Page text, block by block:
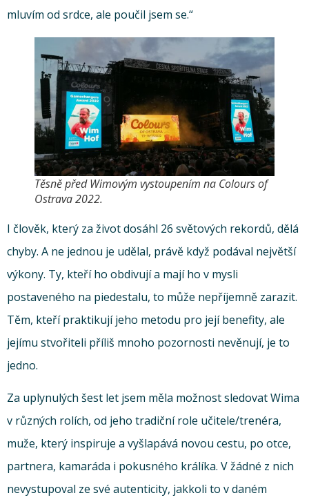
mluvím od srdce, ale poučil jsem se.“
Těsně před Wimovým vystoupením na Colours of
Ostrava 2022.
I člověk, který za život dosáhl 26 světových rekordů, dělá
chyby. A ne jednou je udělal, právě když podával největší
výkony. Ty, kteří ho obdivují a mají ho v mysli
postaveného na piedestalu, to může nepříjemně zarazit.
Těm, kteří praktikují jeho metodu pro její benefity, ale
jejímu stvořiteli příliš mnoho pozornosti nevěnují, je to
jedno.
Za uplynulých šest let jsem měla možnost sledovat Wima
v různých rolích, od jeho tradiční role učitele/trenéra,
muže, který inspiruje a vyšlapává novou cestu, po otce,
partnera, kamaráda i pokusného králíka. V žádné z nich
nevystupoval ze své autenticity, jakkoli to v daném